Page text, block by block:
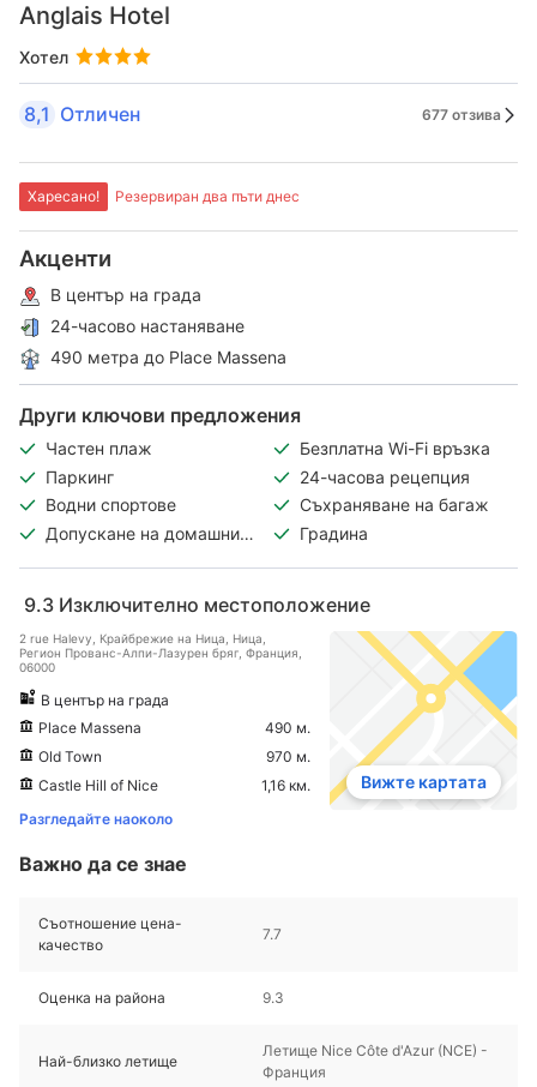
Anglais Hotel
Хотел
8,1 Отличен 677 отзива
Харесано! Резервиран два пъти днес
Акценти
В център на града
24-часово настаняване
490 метра до Place Massena
Други ключови предложения
Частен плаж
Безплатна Wi-Fi връзка
Паркинг
24-часова рецепция
Водни спортове
Съхраняване на багаж
Допускане на домашни
Градина
9.3 Изключително местоположение
2 rue Halevy, Крайбрежие на Ница, Ница,
Регион Прованс-Алпи-Лазурен бряг, Франция,
06000
В център на града
Place Massena
490 м.
Old Town
970 м.
Castle Hill of Nice
1,16 км.
Разгледайте наоколо
Вижте картата
Важно да се знае
Съотношение цена-
качество
7.7
Оценка на района 9.3
Най-близко летище
Летище Nice Côte d'Azur (NCE) -
Франция